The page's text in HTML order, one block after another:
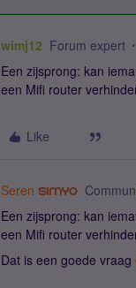
wimj12 Forum expert
Een zijsprong: kan
een Mifi router
Like
Seren
Een zijsprong: kan
een Mifi router
Dat is een goede vraag